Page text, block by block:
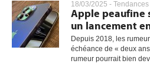
18/03/2025 -
Apple peaufine
un lancement
Depuis 2018, les
échéance de « deux
rumeur pourrait bien